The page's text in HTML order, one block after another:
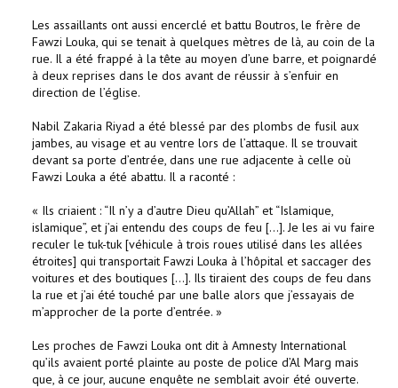
Les assaillants ont aussi encerclé et battu Boutros, le frère de
Fawzi Louka, qui se tenait à quelques mètres de là, au coin de la
rue. Il a été frappé à la tête au moyen d’une barre, et poignardé
à deux reprises dans le dos avant de réussir à s’enfuir en
direction de l’église.
Nabil Zakaria Riyad a été blessé par des plombs de fusil aux
jambes, au visage et au ventre lors de l’attaque. Il se trouvait
devant sa porte d’entrée, dans une rue adjacente à celle où
Fawzi Louka a été abattu. Il a raconté :
« Ils criaient : “Il n’y a d’autre Dieu qu’Allah” et “Islamique,
islamique”, et j’ai entendu des coups de feu […]. Je les ai vu faire
reculer le tuk-tuk [véhicule à trois roues utilisé dans les allées
étroites] qui transportait Fawzi Louka à l’hôpital et saccager des
voitures et des boutiques […]. Ils tiraient des coups de feu dans
la rue et j’ai été touché par une balle alors que j’essayais de
m’approcher de la porte d’entrée. »
Les proches de Fawzi Louka ont dit à Amnesty International
qu’ils avaient porté plainte au poste de police d’Al Marg mais
que, à ce jour, aucune enquête ne semblait avoir été ouverte.